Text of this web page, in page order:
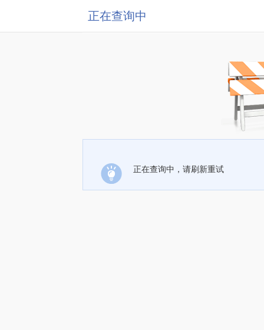
正在查询中
正在查询中，请刷新重试